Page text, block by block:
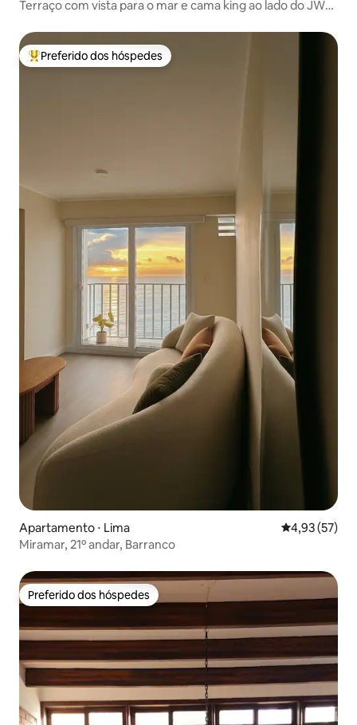
Terraço com vista para o mar e cama king ao lado do JW
Entre os melhores preferidos dos hóspedes
Preferido dos hóspedes
Apartamento ⋅ Lima 4,93 de uma
4,93 (57)
Miramar, 21º andar, Barranco
Preferido dos hóspedes
Preferido dos hóspedes